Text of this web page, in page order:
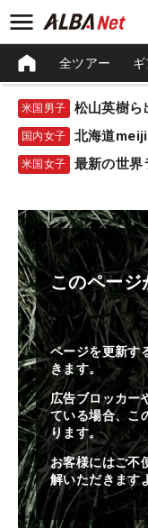
全ツアー ギ
米国男子 松山英樹
国内女子 北海道
米国女子 最新の世界
このペー
ページを更新す
きます。
広告ブロッカー
ている場合、こ
ります。
お客様にはご不
解いただきます